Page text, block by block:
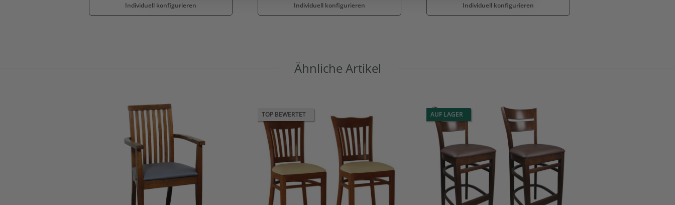
Individuell konfigurieren Individuell konfigurieren Individuell konfigurieren
Ähnliche Artikel
TOP BEWERTET AUF LAGER